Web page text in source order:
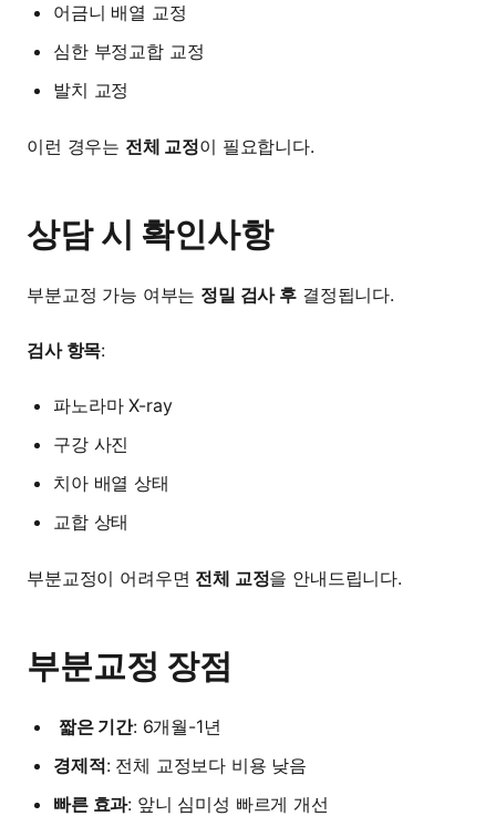
어금니 배열 교정
심한 부정교합 교정
발치 교정
이런 경우는 전체 교정이 필요합니다.
상담 시 확인사항
부분교정 가능 여부는 정밀 검사 후결정됩니다.
검사 항목:
파노라마 X-ray
구강 사진
치아 배열 상태
교합 상태
부분교정이 어려우면 전체 교정을 안내드립니다.
부분교정 장점
짧은 기간: 6개월-1년
경제적: 전체 교정보다 비용 낮음
빠른 효과: 앞니 심미성 빠르게 개선